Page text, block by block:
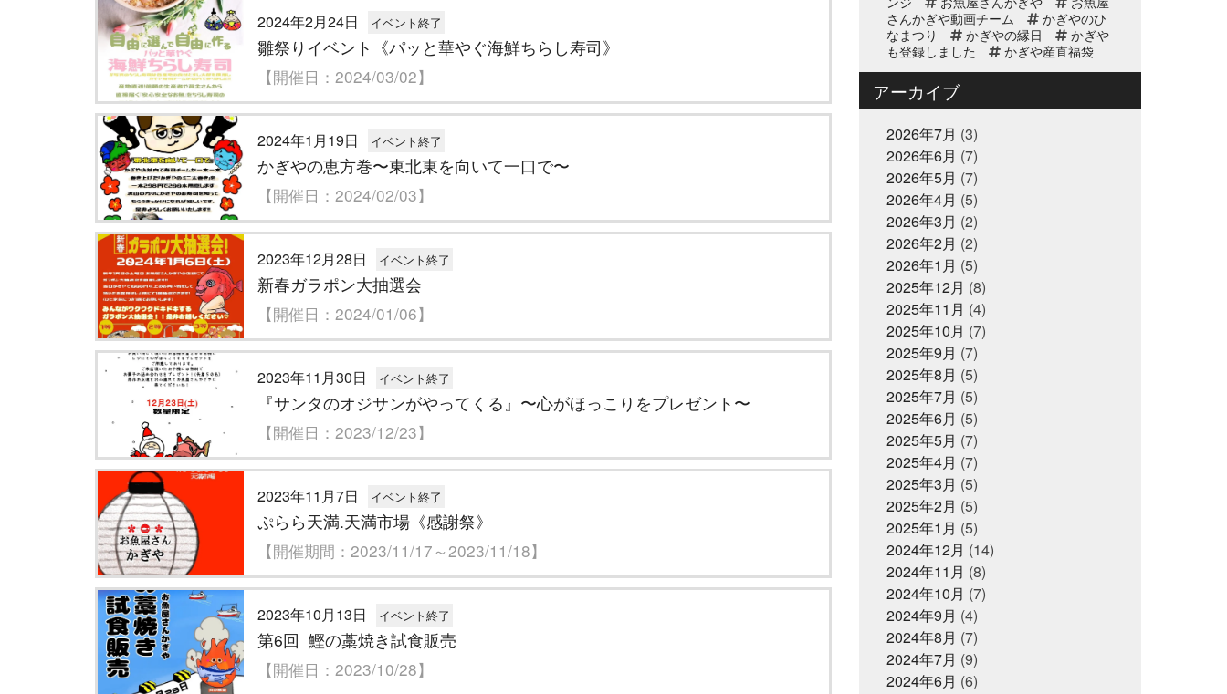
2024年2月24日 イベント終了
雛祭りイベント《パッと華やぐ海鮮ちらし寿司》
【開催日：2024/03/02】
2024年1月19日 イベント終了
かぎやの恵方巻〜東北東を向いて一口で〜
【開催日：2024/02/03】
2023年12月28日 イベント終了
新春ガラポン大抽選会
【開催日：2024/01/06】
2023年11月30日 イベント終了
『サンタのオジサンがやってくる』〜心がほっこりをプレゼント〜
【開催日：2023/12/23】
2023年11月7日 イベント終了
ぷらら天満.天満市場《感謝祭》
【開催期間：2023/11/17～2023/11/18】
2023年10月13日 イベント終了
第6回 鰹の藁焼き試食販売
【開催日：2023/10/28】
リニューアルオープン2周
年のお知らせ
2025年8月20日
8/24(日) 子ども未来EXPO
に出展｜お魚かるたお披露
目
2025年8月17日
敬老の日の贈り物は、かぎ
やオンラインストアで！ご
予約受付中
2025年7月2日
2025年夏季休暇のお知ら
せ
2025年6月16日
【夏ギフト・お中元】は、
かぎやオンラインストアで
2025年5月31日
父の日企画～全ての世代に
美味しいくじら料理を！～
2025年5月1日
お魚こどもチャレンジ第9
弾
2025年4月14日
クレジットカード決済対応
のお知らせ
さんかぎや動画チーム
かぎやのひ
なまつり
かぎやの縁日
かぎや
も登録しました
かぎや産直福袋
かなぎちりめん
こどもの日
この価格で今年も販売できたことが
これはもう登録せんと
ぶいぼ
すり身
ビニでこれ欲しいって買わされたポチ
袋
そうなの！？
たいことがある
の思い出
それを作るのが僕のお仕
事
そろそろお魚は秋色
ろ中年と呼ばれる年齢
係ねぇ
そんな思い出が多い方がい
いと思う
たまたま出てきたフレー
ズ
だから感謝の輪をつなぐ
いつい喋り過ぎてしまう
月がきてしまった
ってね
てっちり
ととのいガツオ
いけど
どじょう金魚すくいってな
に
どれも絶対に食べてもらいた
い
なんでも知ってる友達が1人増え
た感覚
にんにく卵黄
注射
ひとりひとりが輝ける舞台
ひとり映画
かお年玉をもらえるとは
トボールしたいな
う
また来年もやろう
いつもありがとうな
いことしよう
てくれると有難い
いていかないと
やり甲斐と経験と実績
ビーズ
イカナゴ解禁
ンター
イワシのすり身試食販売
インドアスポーツの元バスケットマ
ン
オッサン2人の仲良し話
パピ
カゴカマス
ニアレルギー
アーカイブ
2026年7月 (3)
2026年6月 (7)
2026年5月 (7)
2026年4月 (5)
2026年3月 (2)
2026年2月 (2)
2026年1月 (5)
2025年12月 (8)
2025年11月 (4)
2025年10月 (7)
2025年9月 (7)
2025年8月 (5)
2025年7月 (5)
2025年6月 (5)
2025年5月 (7)
2025年4月 (7)
2025年3月 (5)
2025年2月 (5)
2025年1月 (5)
2024年12月 (14)
2024年11月 (8)
2024年10月 (7)
2024年9月 (4)
2024年8月 (7)
2024年7月 (9)
2024年6月 (6)